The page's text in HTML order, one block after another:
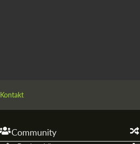
Kontakt
Community